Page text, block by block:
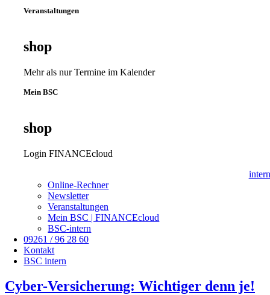
Veranstaltungen
shop
Mehr als nur Termine im Kalender
Mein BSC
shop
Login FINANCEcloud
intern
Online-Rechner
Newsletter
Veranstaltungen
Mein BSC | FINANCEcloud
BSC-intern
09261 / 96 28 60
Kontakt
BSC intern
Cyber-Versicherung: Wichtiger denn je!